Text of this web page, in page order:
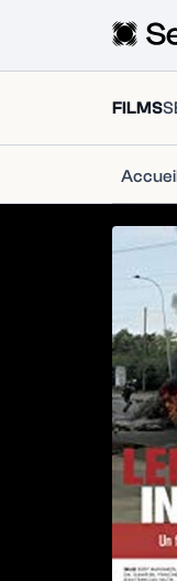
FILMS